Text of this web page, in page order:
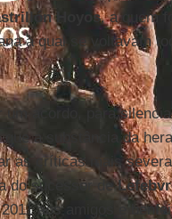
Hoyos, a quem
à qual se voltavam
um acordo, para
a substância da
as críticas mais
do sucessor de
aos amigos e